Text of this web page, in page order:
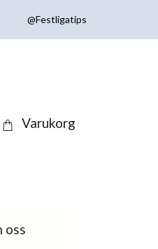
@Festligatips
Varukorg
oss